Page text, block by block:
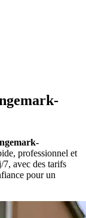
professionnel et
avec des tarifs
pour un